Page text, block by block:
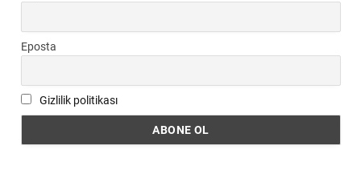
Eposta
Gizlilik politikası